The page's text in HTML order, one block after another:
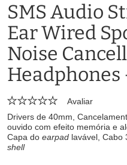
SMS Audio
Ear Wired
Noise
Headphones
Avaliar
Drivers de 40mm,
ouvido com efeito memória e
Capa do earpad lavável, Cabo
shell